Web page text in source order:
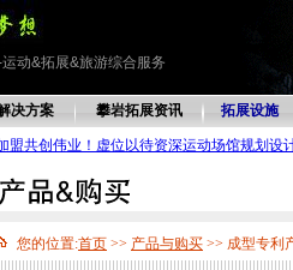
动&拓展&旅游综合服务
决方案 攀岩拓展资讯 拓展设施
盟共创伟业！虚位以待资深运动场馆规划
您的位置:首页 >> 产品与购买 >> 成型专利